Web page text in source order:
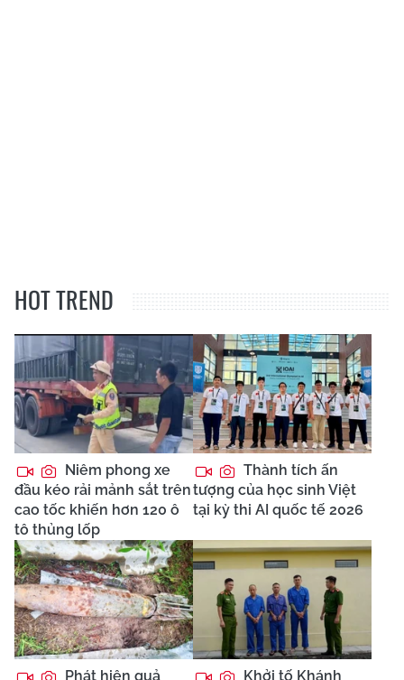
HOT TREND
Niêm phong xe
đầu kéo rải mảnh sắt trên
cao tốc khiến hơn 120 ô
tô thủng lốp
Thành tích ấn
tượng của học sinh Việt
tại kỳ thi AI quốc tế 2026
Phát hiện quả Khởi tố Khánh